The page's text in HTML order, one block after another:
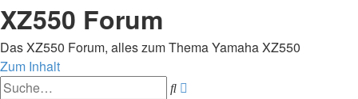
XZ550 Forum
Das XZ550 Forum, alles zum Thema Yamaha XZ550
Zum Inhalt
Suche